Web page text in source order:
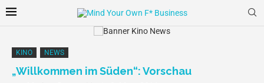
KINO NEWS
„Willkommen im Süden“: Vorschau